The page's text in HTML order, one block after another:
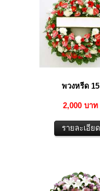
พวงหรีด 15
2,000 บาท